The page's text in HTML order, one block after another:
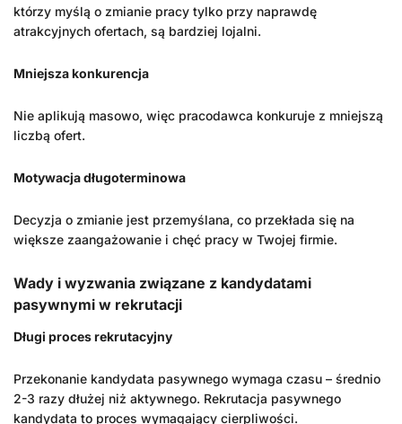
którzy myślą o zmianie pracy tylko przy naprawdę
atrakcyjnych ofertach, są bardziej lojalni.
Mniejsza konkurencja
Nie aplikują masowo, więc pracodawca konkuruje z mniejszą
liczbą ofert.
Motywacja długoterminowa
Decyzja o zmianie jest przemyślana, co przekłada się na
większe zaangażowanie i chęć pracy w Twojej firmie.
Wady i wyzwania związane z kandydatami
pasywnymi w rekrutacji
Długi proces rekrutacyjny
Przekonanie kandydata pasywnego wymaga czasu – średnio
2-3 razy dłużej niż aktywnego. Rekrutacja pasywnego
kandydata to proces wymagający cierpliwości.